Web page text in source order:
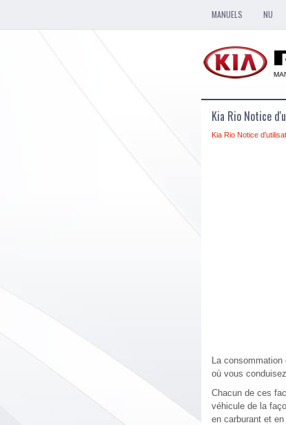
MANUELS NU
Kia Rio Notice
Kia Rio Notice
La
où vous
Chacun de ces
véhicule de la
en carburant et